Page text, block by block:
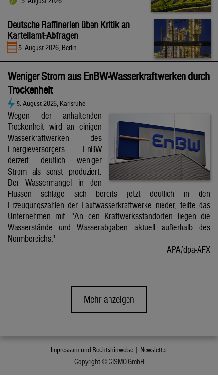
Deutsche Raffinerien üben Kritik an
Kartellamt-Abfragen
5. August 2026, Berlin
Weniger Strom aus EnBW-Wasserkraftwerken durch
Trockenheit
5. August 2026, Karlsruhe
Wegen der anhaltenden
Trockenheit wird an einigen
Wasserkraftwerken des
Energieversorgers EnBW
derzeit deutlich weniger
Strom als sonst produziert.
Der Wassermangel in den
Flüssen schlage sich bereits jetzt deutlich in den
Erzeugungszahlen der Laufwasserkraftwerke nieder, teilte das
Unternehmen mit. "An den Kraftwerksstandorten liegen die
Wasserstände und Wasserabgaben aktuell außerhalb des
Normbereichs."
APA/dpa-AFX
Mehr anzeigen
Impressum und Rechtshinweise | Newsletter
Copyright © CISMO GmbH